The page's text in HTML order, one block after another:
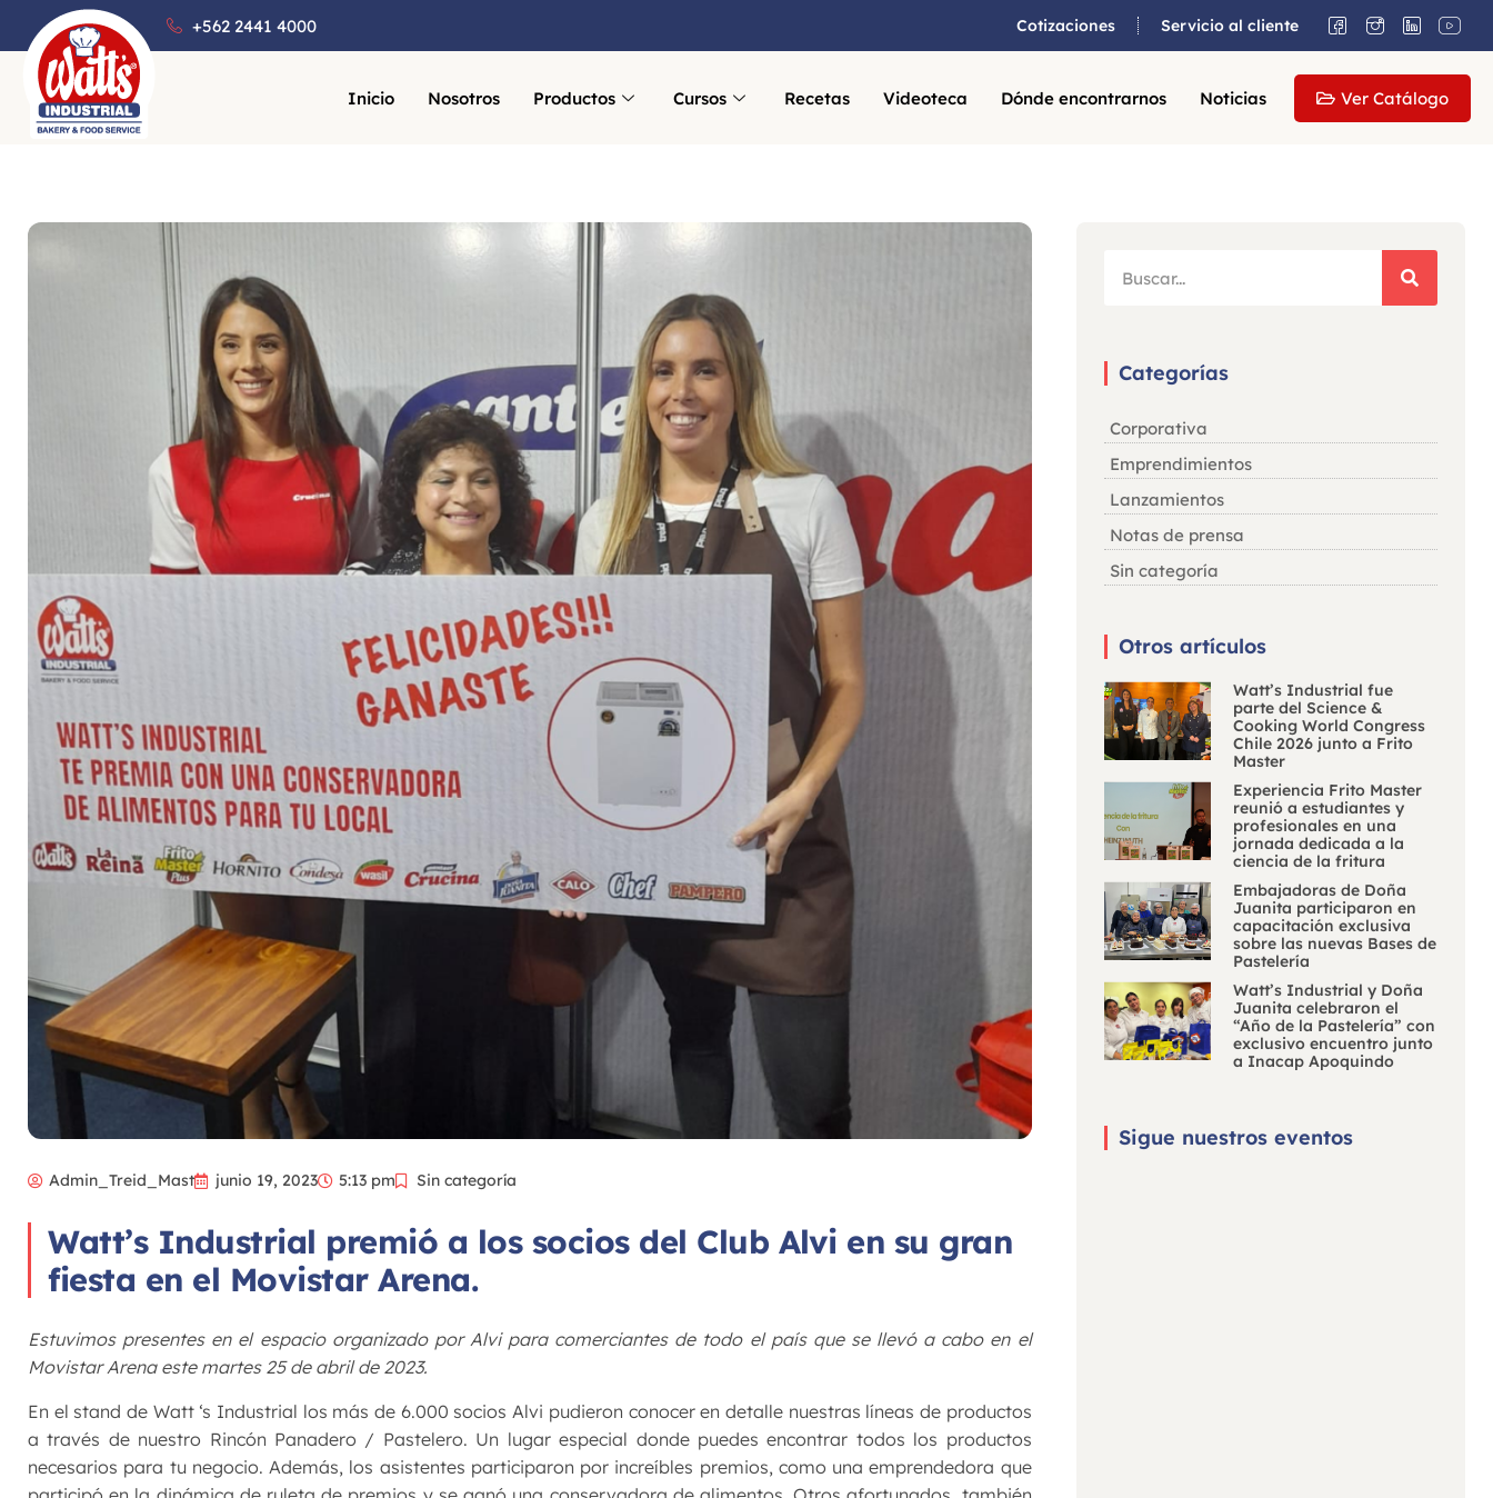
+562 2441 4000 Cotizaciones Servicio al cliente
Inicio Nosotros Productos Cursos Recetas Videoteca Dónde encontrarnos Noticias Ver Catálogo
Admin_Treid_Mast junio 19, 2023 5:13 pm Sin categoría
Watt’s Industrial premió a los socios del Club Alvi en su gran
fiesta en el Movistar Arena.
Estuvimos presentes en el espacio organizado por Alvi para comerciantes de todo el país que se llevó a cabo en el
Movistar Arena este martes 25 de abril de 2023.
En el stand de Watt ‘s Industrial los más de 6.000 socios Alvi pudieron conocer en detalle nuestras líneas de productos
a través de nuestro Rincón Panadero / Pastelero. Un lugar especial donde puedes encontrar todos los productos
necesarios para tu negocio. Además, los asistentes participaron por increíbles premios, como una emprendedora que
Categorías
Corporativa
Emprendimientos
Lanzamientos
Notas de prensa
Sin categoría
Otros artículos
Watt’s Industrial fue
parte del Science &
Cooking World Congress
Chile 2026 junto a Frito
Master
Experiencia Frito Master
reunió a estudiantes y
profesionales en una
jornada dedicada a la
ciencia de la fritura
Embajadoras de Doña
Juanita participaron en
capacitación exclusiva
sobre las nuevas Bases de
Pastelería
Watt’s Industrial y Doña
Juanita celebraron el
“Año de la Pastelería” con
exclusivo encuentro junto
a Inacap Apoquindo
Sigue nuestros eventos